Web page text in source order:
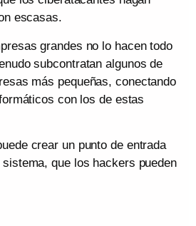
escasas.
grandes no lo hacen todo
subcontratan algunos de
más pequeñas, conectando
con los de estas
crear un punto de entrada
que los hackers pueden